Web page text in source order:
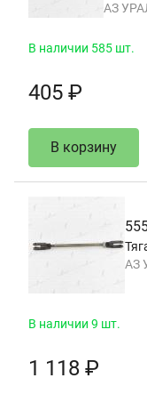
АЗ
В наличии 585 шт.
405 ₽
В корзину
АЗ
В наличии 9 шт.
1 118 ₽